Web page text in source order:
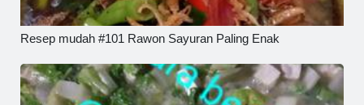
Resep mudah #101 Rawon Sayuran Paling Enak